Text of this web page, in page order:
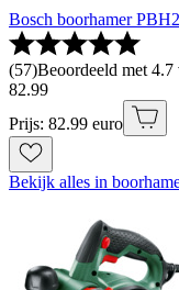
Bosch boorhamer
(57)Beoordeeld met
82.99
Prijs: 82.99 euro
Bekijk alles in